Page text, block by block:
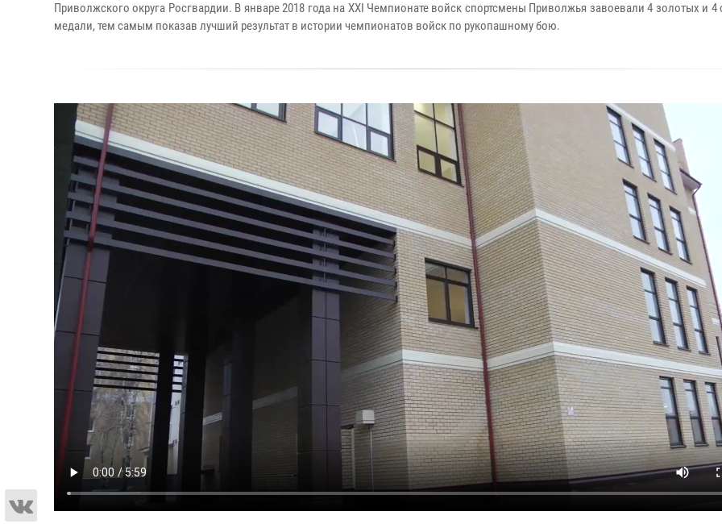
Приволжского округа Росгвардии. В январе 2018 года на XХI Чемпионате войск спортсмены Приволжья завоевали 4 золотых и 4
медали, тем самым показав лучший результат в истории чемпионатов войск по рукопашному бою.